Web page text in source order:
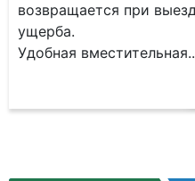
возвращается при
ущерба.
Удобная